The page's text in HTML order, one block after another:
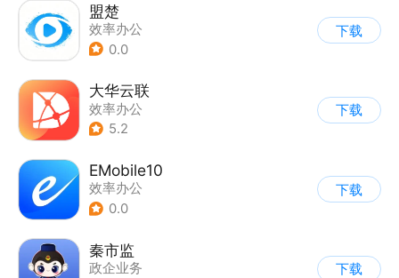
盟楚
效率办公
0.0
下载
大华云联
效率办公
5.2
下载
EMobile10
效率办公
0.0
下载
秦市监
政企业务
下载